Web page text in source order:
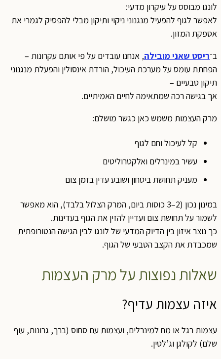
לונגו מבוסס על עיקרון מדעי:
לאפשר לגוף להפעיל מנגנוני ניקוי ותיקון מבלי להפסיק לגמרי את
אספקת המזון.
ב־ריסט שאני מובילה, אנחנו עובדים על פי אותם עקרונות –
הפחתת עומס על מערכת העיכול, הורדת אינסולין והפעלת מנגנוני
תיקון טבעיים –
אך בגישה רכה שמתאימה לחיים האמיתיים.
מרק העצמות משמש כאן כגשר מושלם:
קל לעיכול וחם לגוף
עשיר במינרלים ואלקטרוליטים
מעניק תחושת ביטחון ושובע עדין בזמן צום
במינון נכון (2–3 כוסות ביום, המרק הצלול בלבד), הוא מאפשר
לשמור על תחושת צום ועדיין להזין את הגוף בעדינות.
כך נוצר איזון בין הדיוק המדעי של לונגו לבין הגישה הנטורופתית
שמכבדת את הקצב הטבעי של הגוף.
שאלות נפוצות על מרק העצמות
איזה עצמות עדיף?
עצמות רגל או מח למינרלים, ועצמות עם סחוס (ברך, גרונות, עוף
שלם) לקולגן וג’לטין.